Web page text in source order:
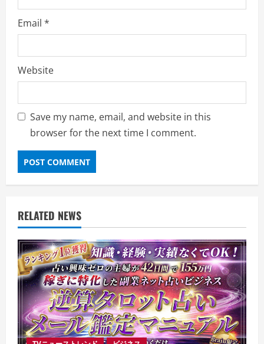
Email *
Website
Save my name, email, and website in this
browser for the next time I comment.
RELATED NEWS